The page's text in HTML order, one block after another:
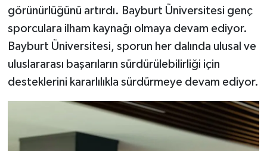
görünürlüğünü artırdı. Bayburt Üniversitesi genç
sporculara ilham kaynağı olmaya devam ediyor.
Bayburt Üniversitesi, sporun her dalında ulusal ve
uluslararası başarıların sürdürülebilirliği için
desteklerini kararlılıkla sürdürmeye devam ediyor.